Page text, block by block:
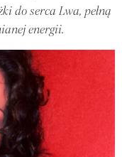
do serca Lwa, pełną
energii.